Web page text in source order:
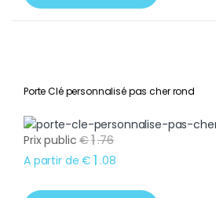
Porte Clé personnalisé pas cher rond
Prix public €1.76
A partir de € 1 .08